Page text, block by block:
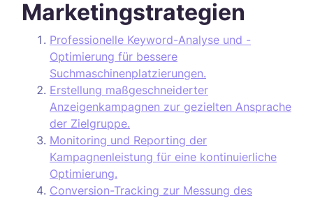
Marketingstrategien
Professionelle Keyword-Analyse und -
Optimierung für bessere
Suchmaschinenplatzierungen.
Erstellung maßgeschneiderter
Anzeigenkampagnen zur gezielten Ansprache
der Zielgruppe.
Monitoring und Reporting der
Kampagnenleistung für eine kontinuierliche
Optimierung.
Conversion-Tracking zur Messung des